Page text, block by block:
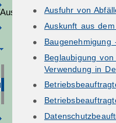
Ausfuhr von
Auskunft aus
Baugenehmigung
Beglaubigung
Verwendung in